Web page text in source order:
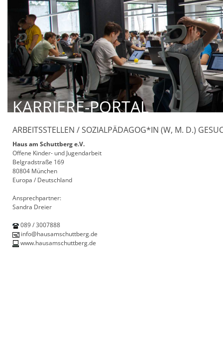
KARRIERE-PORTAL
ARBEITSSTELLEN / SOZIALPÄDAGOG*IN (W, M. D.)
Haus am Schuttberg e.V.
Offene Kinder- und Jugendarbeit
Belgradstraße 169
80804 München
Europa / Deutschland
Ansprechpartner:
Sandra Dreier
089 / 3007888
info@hausamschuttberg.de
www.hausamschuttberg.de